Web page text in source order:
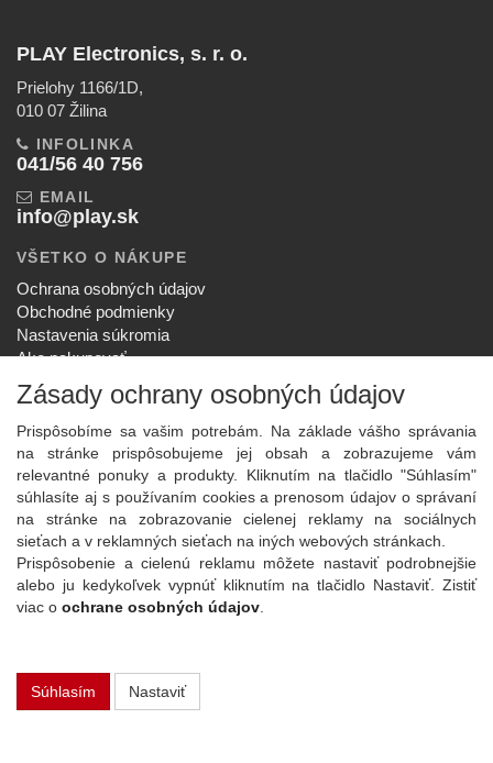
PLAY Electronics, s. r. o.
Prielohy 1166/1D,
010 07 Žilina
INFOLINKA
041/56 40 756
EMAIL
info@play.sk
VŠETKO O NÁKUPE
Ochrana osobných údajov
Obchodné podmienky
Nastavenia súkromia
Ako nakupovať
Reklamačný poriadok
SPOLOČNOSŤ
O nás
Kontakt
Služby
Aktuality
NOVINKY NA EMAIL
Prihlásiť
Viac informácií o tejto službe
Copyright
Zásady ochrany osobných údajov
Prispôsobíme sa vašim potrebám. Na základe vášho správania
na stránke prispôsobujeme jej obsah a zobrazujeme vám
relevantné ponuky a produkty. Kliknutím na tlačidlo "Súhlasím"
súhlasíte aj s používaním cookies a prenosom údajov o správaní
na stránke na zobrazovanie cielenej reklamy na sociálnych
sieťach a v reklamných sieťach na iných webových stránkach.
Prispôsobenie a cielenú reklamu môžete nastaviť podrobnejšie
alebo ju kedykoľvek vypnúť kliknutím na tlačidlo Nastaviť. Zistiť
viac o ochrane osobných údajov
Súhlasím Nastaviť